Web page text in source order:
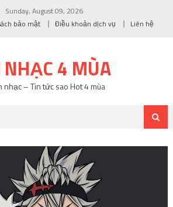
Sunday, August 09, 2026
bảo mật Điều khoản dịch vụ Liên hệ
4 MÙA
nhạc – Tin tức sao Hot 4 mùa